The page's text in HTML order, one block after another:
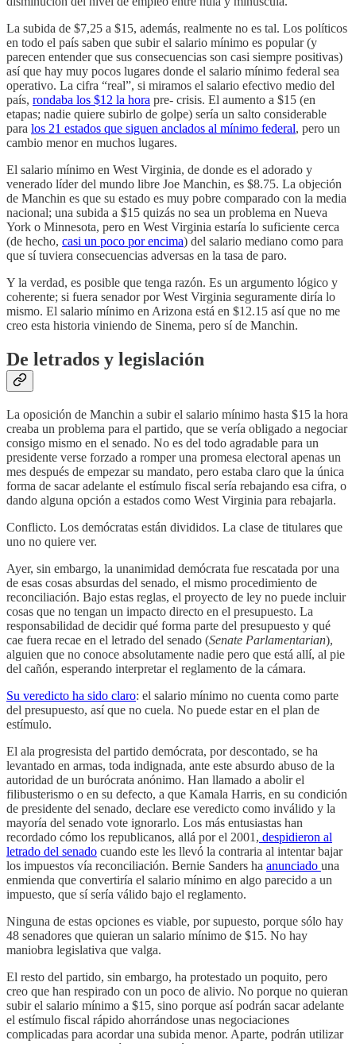
La subida de $7,25 a $15, además, realmente no es tal. Los políticos
en todo el país saben que subir el salario mínimo es popular (y
parecen entender que sus consecuencias son casi siempre positivas)
así que hay muy pocos lugares donde el salario mínimo federal sea
operativo. La cifra “real”, si miramos el salario efectivo medio del
país, rondaba los $12 la hora pre- crisis. El aumento a $15 (en
etapas; nadie quiere subirlo de golpe) sería un salto considerable
para los 21 estados que siguen anclados al mínimo federal, pero un
cambio menor en muchos lugares.
El salario mínimo en West Virginia, de donde es el adorado y
venerado líder del mundo libre Joe Manchin, es $8.75. La objeción
de Manchin es que su estado es muy pobre comparado con la media
nacional; una subida a $15 quizás no sea un problema en Nueva
York o Minnesota, pero en West Virginia estaría lo suficiente cerca
(de hecho, casi un poco por encima) del salario mediano como para
que sí tuviera consecuencias adversas en la tasa de paro.
Y la verdad, es posible que tenga razón. Es un argumento lógico y
coherente; si fuera senador por West Virginia seguramente diría lo
mismo. El salario mínimo en Arizona está en $12.15 así que no me
creo esta historia viniendo de Sinema, pero sí de Manchin.
De letrados y legislación
La oposición de Manchin a subir el salario mínimo hasta $15 la hora
creaba un problema para el partido, que se vería obligado a negociar
consigo mismo en el senado. No es del todo agradable para un
presidente verse forzado a romper una promesa electoral apenas un
mes después de empezar su mandato, pero estaba claro que la única
forma de sacar adelante el estímulo fiscal sería rebajando esa cifra, o
dando alguna opción a estados como West Virginia para rebajarla.
Conflicto. Los demócratas están divididos. La clase de titulares que
uno no quiere ver.
Ayer, sin embargo, la unanimidad demócrata fue rescatada por una
de esas cosas absurdas del senado, el mismo procedimiento de
reconciliación. Bajo estas reglas, el proyecto de ley no puede incluir
cosas que no tengan un impacto directo en el presupuesto. La
responsabilidad de decidir qué forma parte del presupuesto y qué
cae fuera recae en el letrado del senado (Senate Parlamentarian),
alguien que no conoce absolutamente nadie pero que está allí, al pie
del cañón, esperando interpretar el reglamento de la cámara.
Su veredicto ha sido claro: el salario mínimo no cuenta como parte
del presupuesto, así que no cuela. No puede estar en el plan de
estímulo.
El ala progresista del partido demócrata, por descontado, se ha
levantado en armas, toda indignada, ante este absurdo abuso de la
autoridad de un burócrata anónimo. Han llamado a abolir el
filibusterismo o en su defecto, a que Kamala Harris, en su condición
de presidente del senado, declare ese veredicto como inválido y la
mayoría del senado vote ignorarlo. Los más entusiastas han
recordado cómo los republicanos, allá por el 2001, despidieron al
letrado del senado cuando este les llevó la contraria al intentar bajar
los impuestos vía reconciliación. Bernie Sanders ha anunciado una
enmienda que convertiría el salario mínimo en algo parecido a un
impuesto, que sí sería válido bajo el reglamento.
Ninguna de estas opciones es viable, por supuesto, porque sólo hay
48 senadores que quieran un salario mínimo de $15. No hay
maniobra legislativa que valga.
El resto del partido, sin embargo, ha protestado un poquito, pero
creo que han respirado con un poco de alivio. No porque no quieran
subir el salario mínimo a $15, sino porque así podrán sacar adelante
el estímulo fiscal rápido ahorrándose unas negociaciones
complicadas para acordar una subida menor. Aparte, podrán utilizar